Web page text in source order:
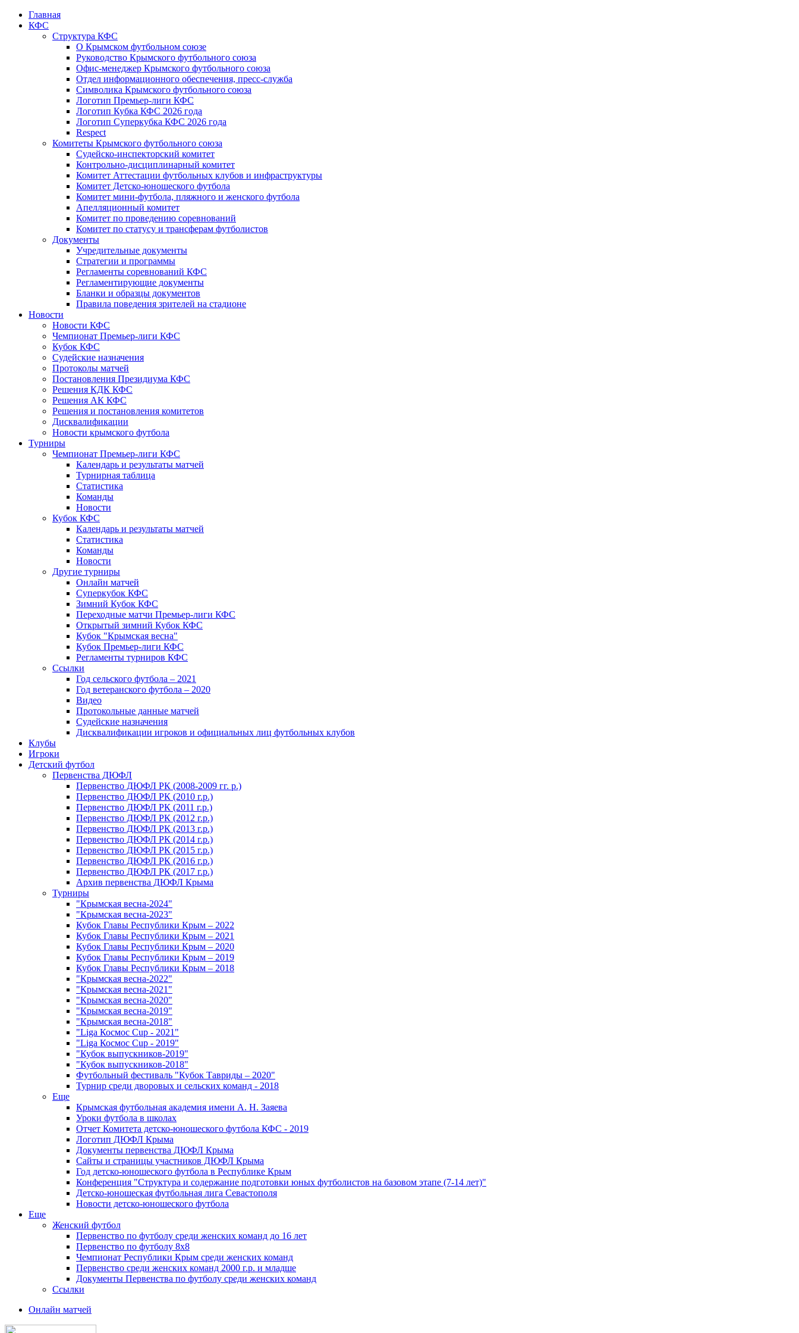
Главная
КФС
Структура КФС
О Крымском футбольном союзе
Руководство Крымского футбольного союза
Офис-менеджер Крымского футбольного союза
Отдел информационного обеспечения, пресс-служба
Символика Крымского футбольного союза
Логотип Премьер-лиги КФС
Логотип Кубка КФС 2026 года
Логотип Суперкубка КФС 2026 года
Respect
Комитеты Крымского футбольного союза
Судейско-инспекторский комитет
Контрольно-дисциплинарный комитет
Комитет Аттестации футбольных клубов и инфраструктуры
Комитет Детско-юношеского футбола
Комитет мини-футбола, пляжного и женского футбола
Апелляционный комитет
Комитет по проведению соревнований
Комитет по статусу и трансферам футболистов
Документы
Учредительные документы
Стратегии и программы
Регламенты соревнований КФС
Регламентирующие документы
Бланки и образцы документов
Правила поведения зрителей на стадионе
Новости
Новости КФС
Чемпионат Премьер-лиги КФС
Кубок КФС
Судейские назначения
Протоколы матчей
Постановления Президиума КФС
Решения КДК КФС
Решения АК КФС
Решения и постановления комитетов
Дисквалификации
Новости крымского футбола
Турниры
Чемпионат Премьер-лиги КФС
Календарь и результаты матчей
Турнирная таблица
Статистика
Команды
Новости
Кубок КФС
Календарь и результаты матчей
Статистика
Команды
Новости
Другие турниры
Онлайн матчей
Суперкубок КФС
Зимний Кубок КФС
Переходные матчи Премьер-лиги КФС
Открытый зимний Кубок КФС
Кубок "Крымская весна"
Кубок Премьер-лиги КФС
Регламенты турниров КФС
Ссылки
Год сельского футбола – 2021
Год ветеранского футбола – 2020
Видео
Протокольные данные матчей
Судейские назначения
Дисквалификации игроков и официальных лиц футбольных клубов
Клубы
Игроки
Детский футбол
Первенства ДЮФЛ
Первенство ДЮФЛ РК (2008-2009 гг. р.)
Первенство ДЮФЛ РК (2010 г.р.)
Первенство ДЮФЛ РК (2011 г.р.)
Первенство ДЮФЛ РК (2012 г.р.)
Первенство ДЮФЛ РК (2013 г.р.)
Первенство ДЮФЛ РК (2014 г.р.)
Первенство ДЮФЛ РК (2015 г.р.)
Первенство ДЮФЛ РК (2016 г.р.)
Первенство ДЮФЛ РК (2017 г.р.)
Архив первенства ДЮФЛ Крыма
Турниры
"Крымская весна-2024"
"Крымская весна-2023"
Кубок Главы Республики Крым – 2022
Кубок Главы Республики Крым – 2021
Кубок Главы Республики Крым – 2020
Кубок Главы Республики Крым – 2019
Кубок Главы Республики Крым – 2018
"Крымская весна-2022"
"Крымская весна-2021"
"Крымская весна-2020"
"Крымская весна-2019"
"Крымская весна-2018"
"Liga Космос Cup - 2021"
"Liga Космос Cup - 2019"
"Кубок выпускников-2019"
"Кубок выпускников-2018"
Футбольный фестиваль "Кубок Тавриды – 2020"
Турнир среди дворовых и сельских команд - 2018
Еще
Крымская футбольная академия имени А. Н. Заяева
Уроки футбола в школах
Отчет Комитета детско-юношеского футбола КФС - 2019
Логотип ДЮФЛ Крыма
Документы первенства ДЮФЛ Крыма
Сайты и страницы участников ДЮФЛ Крыма
Год детско-юношеского футбола в Республике Крым
Конференция "Структура и содержание подготовки юных футболистов на базовом этапе (7-14 лет)"
Детско-юношеская футбольная лига Севастополя
Новости детско-юношеского футбола
Еще
Женский футбол
Первенство по футболу среди женских команд до 16 лет
Первенство по футболу 8х8
Чемпионат Республики Крым среди женских команд
Первенство среди женских команд 2000 г.р. и младше
Документы Первенства по футболу среди женских команд
Ссылки
Онлайн матчей